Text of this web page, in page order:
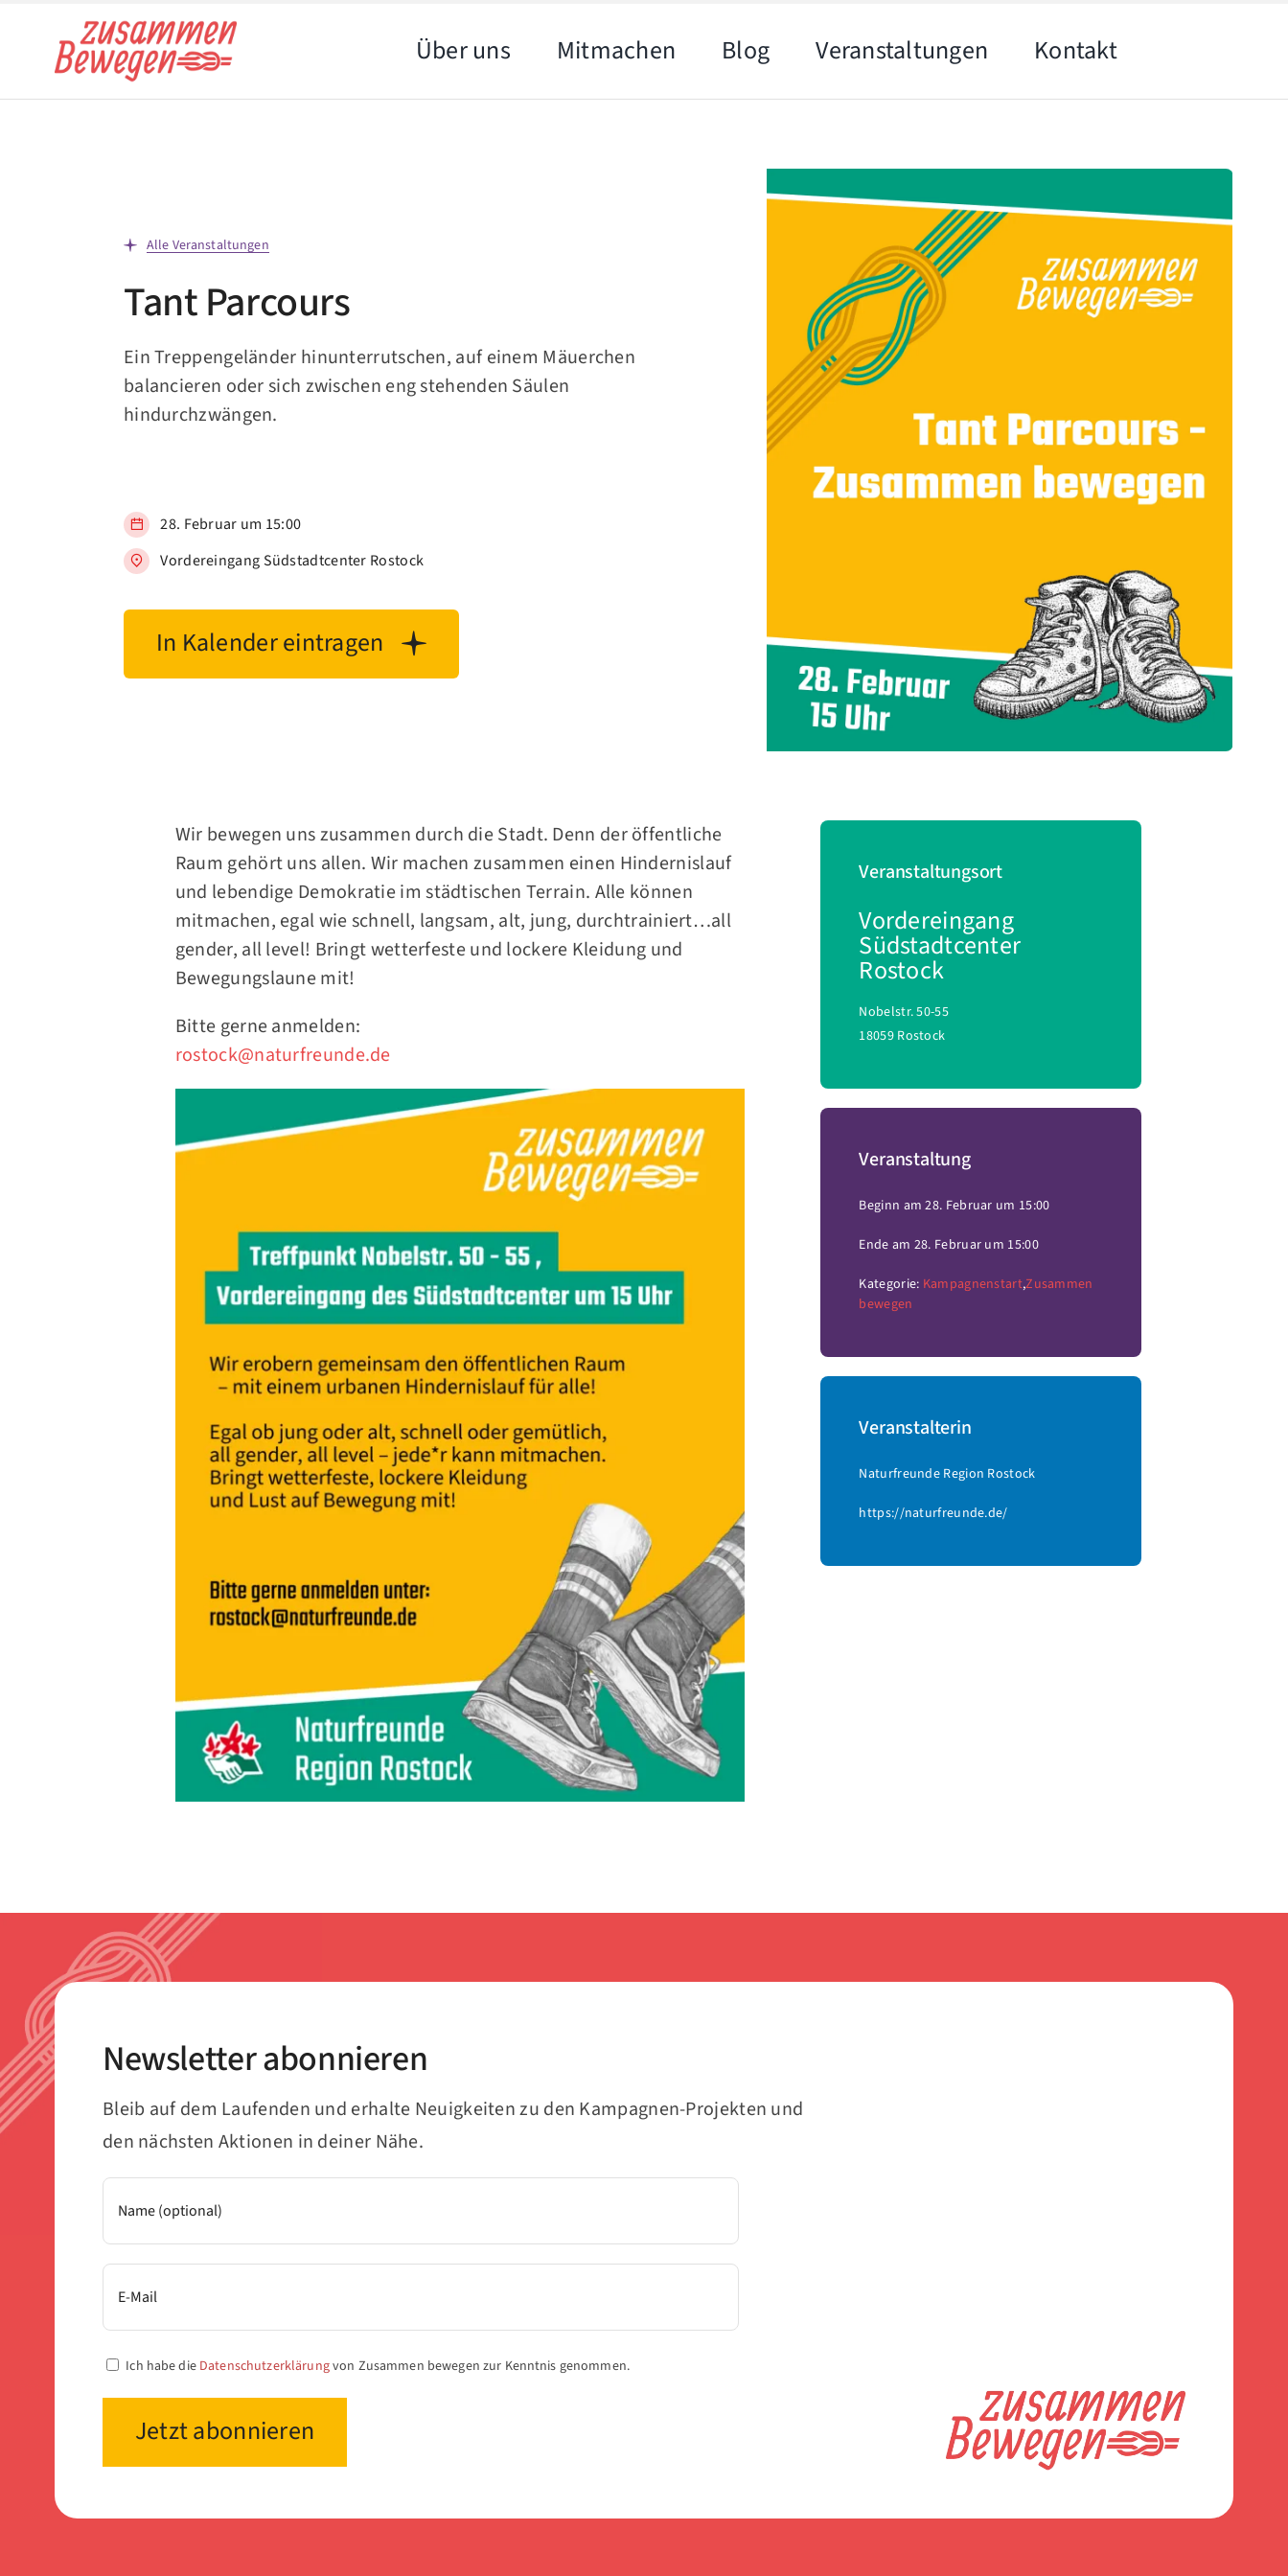
springen
Über uns Mitmachen Blog Veranstaltungen Kontakt
Alle Veranstaltungen
Tant Parcours
Ein Treppengeländer hinunterrutschen, auf einem Mäuerchen
balancieren oder sich zwischen eng stehenden Säulen
hindurchzwängen.
28. Februar um 15:00
Vordereingang Südstadtcenter Rostock
In Kalender eintragen
Wir bewegen uns zusammen durch die Stadt. Denn der öffentliche
Raum gehört uns allen. Wir machen zusammen einen Hindernislauf
und lebendige Demokratie im städtischen Terrain. Alle können
mitmachen, egal wie schnell, langsam, alt, jung, durchtrainiert…all
gender, all level! Bringt wetterfeste und lockere Kleidung und
Bewegungslaune mit!
Bitte gerne anmelden:
rostock@naturfreunde.de
Veranstaltungsort
Vordereingang
Südstadtcenter
Rostock
Nobelstr. 50-55
18059 Rostock
Veranstaltung
Beginn am 28. Februar um 15:00
Ende am 28. Februar um 15:00
Kategorie: Kampagnenstart,Zusammen
bewegen
Veranstalterin
Naturfreunde Region Rostock
https://naturfreunde.de/
Newsletter abonnieren
Bleib auf dem Laufenden und erhalte Neuigkeiten zu den Kampagnen-Projekten und
den nächsten Aktionen in deiner Nähe.
Ich habe die Datenschutzerklärungvon Zusammen bewegen zur Kenntnis genommen.